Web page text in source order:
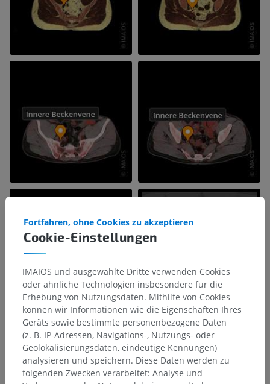
Cookie-Einstellungen
Fortfahren, ohne Cookies zu akzeptieren
IMAIOS und ausgewählte Dritte verwenden Cookies
oder ähnliche Technologien insbesondere für die
Erhebung von Nutzungsdaten. Mithilfe von Cookies
können wir Informationen wie die Eigenschaften Ihres
Geräts sowie bestimmte personenbezogene Daten
(z. B. IP-Adressen, Navigations-, Nutzungs- oder
Geolokalisierungsdaten, eindeutige Kennungen)
analysieren und speichern. Diese Daten werden zu
folgenden Zwecken verarbeitet: Analyse und